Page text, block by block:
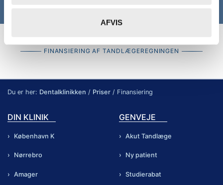
for sociale medier, annonceringspartnere og
de har indsamlet fra din brug af deres tjenester.
AFVIS
FINANSIERING AF TANDLÆGEREGNINGEN
Du er her: Dentalklinikken / Priser / Finansiering
DIN KLINIK
København K
Nørrebro
Amager
GENVEJE
Akut Tandlæge
Ny patient
Studierabat